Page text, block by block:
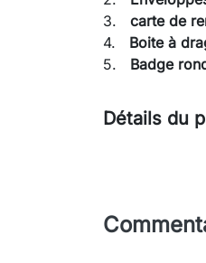
3.
carte de
4. Boite à
5. Badge
Détails du